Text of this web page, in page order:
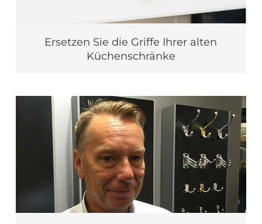
Ersetzen Sie die Griffe Ihrer alten
Küchenschränke